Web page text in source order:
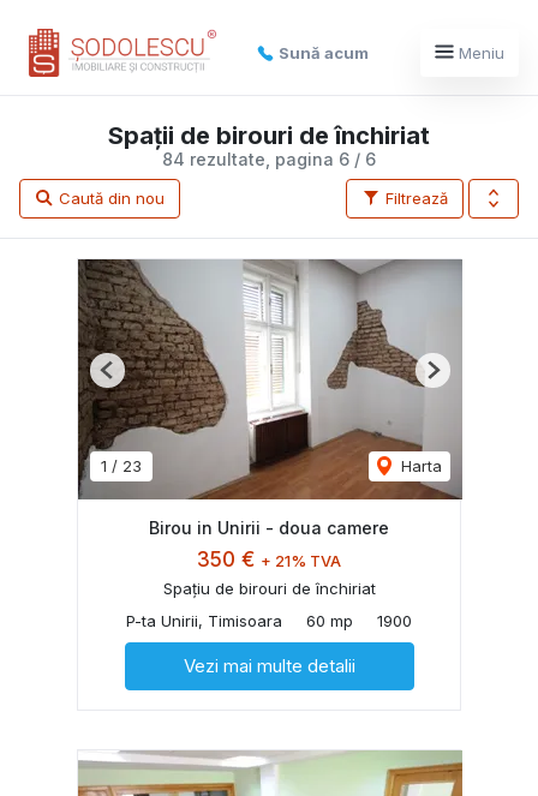
Sună acum Meniu
84 rezultate, pagina 6 / 6
Spații de birouri de închiriat
Filtrează
Caută din nou
1 / 23 Harta
Previous Next
Birou in Unirii - doua camere
350 € + 21% TVA
Spațiu de birouri de închiriat
P-ta Unirii, Timisoara
60 mp 1900
Vezi mai multe detalii